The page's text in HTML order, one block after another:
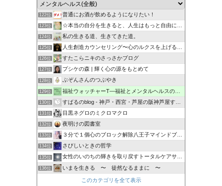
122位 普通にお酒が飲めるようになりたい！
123位 ☆本当の自分を生きると、人生はもっと自由になる☆
124位 私の生きる道、生きてきた道。
125位 人生創造カウンセリング〜心のルクスを上げるブログ
126位 すたこらニキのさっさかブログ
127位 プシケの森 | 輝く心の源をもとめて
128位 ぶぞんさんのつぶやき
129位 福祉ウォッチャーT―福祉とメンタルヘルスの解説・研究ブログ
130位 すばるのblog - 神戸・西宮・芦屋の阪神芦屋すばるメン…
131位 目黒ネグロのミクロマクロ
132位 夜明けの図書室
133位 ３分で１個心のブロック解除八王子マインドブロックバスター
134位 さびしいときの哲学
135位 女性のいのちの輝きを取り戻すトータルケアサロン
136位 いまを生きる 〜 徒然なるままに 〜
このカテゴリを全て表示